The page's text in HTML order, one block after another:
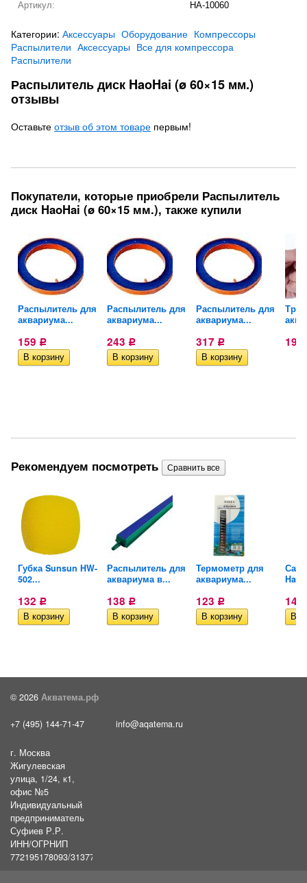
Артикул:
HA-10060
Категории: Аксессуары Оборудование Компрессоры
Распылители Аксессуары Все для компрессора
Распылители
Распылитель диск HaoHai (ø 60×15 мм.)
отзывы
Оставьте отзыв об этом товаре первым!
Покупатели, которые приобрели Распылитель
диск HaoHai (ø 60×15 мм.), также купили
Распылитель для
аквариума...
159 Р
Распылитель для
аквариума...
243 Р
Распылитель для
аквариума...
317 Р 19
Рекомендуем посмотреть
Губка Sunsun HW-
502...
132 Р
Распылитель для
аквариума в...
138 Р
Термометр для
аквариума...
123 Р 143
© 2026 Акватема.рф
+7 (495) 144-71-47 info@aqatema.ru
г. Москва
Жигулевская
улица, 1/24, к1,
офис №5
Индивидуальный
предприниматель
Суфиев Р.Р.
ИНН/ОГРНИП
772195178093/31377461610054